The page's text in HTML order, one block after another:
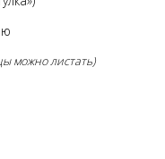
можно листать)